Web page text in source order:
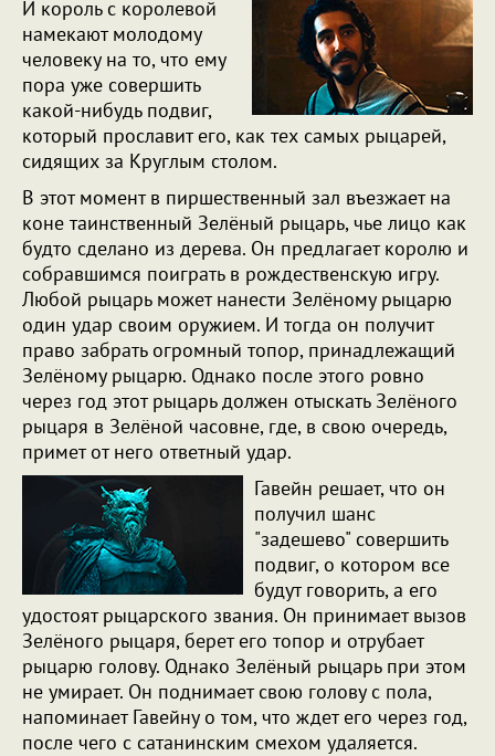
И король с королевой
намекают молодому
человеку на то, что ему
пора уже совершить
какой-нибудь подвиг,
который прославит его, как тех самых рыцарей,
сидящих за Круглым столом.
В этот момент в пиршественный зал въезжает на
коне таинственный Зелёный рыцарь, чье лицо как
будто сделано из дерева. Он предлагает королю и
собравшимся поиграть в рождественскую игру.
Любой рыцарь может нанести Зелёному рыцарю
один удар своим оружием. И тогда он получит
право забрать огромный топор, принадлежащий
Зелёному рыцарю. Однако после этого ровно
через год этот рыцарь должен отыскать Зелёного
рыцаря в Зелёной часовне, где, в свою очередь,
примет от него ответный удар.
Гавейн решает, что он
получил шанс
"задешево" совершить
подвиг, о котором все
будут говорить, а его
удостоят рыцарского звания. Он принимает вызов
Зелёного рыцаря, берет его топор и отрубает
рыцарю голову. Однако Зелёный рыцарь при этом
не умирает. Он поднимает свою голову с пола,
напоминает Гавейну о том, что ждет его через год,
после чего с сатанинским смехом удаляется.